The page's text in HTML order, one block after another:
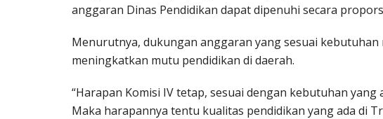
anggaran Dinas Pendidikan dapat dipenuhi secara
Menurutnya, dukungan anggaran yang sesuai kebutuhan
meningkatkan mutu pendidikan di daerah.
“Harapan Komisi IV tetap, sesuai dengan kebutuhan yang
Maka harapannya tentu kualitas pendidikan yang ada di